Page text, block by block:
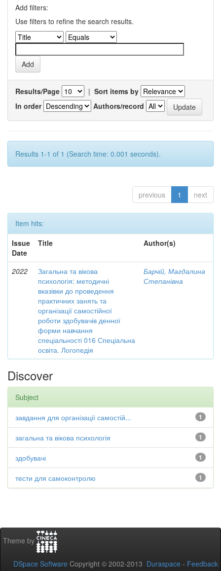
Add filters:
Use filters to refine the search results.
Results/Page | Sort items by
In order
Authors/record
Results 1-1 of 1 (Search time: 0.001 seconds).
previous 1 next
Item hits:
Issue
Date
Title Author(s)
2022
Загальна та вікова
психологія: методичні
вказівки до проведення
практичних занять та
організації самостійної
роботи здобувачів денної
форми навчання
спеціальності 016 Спеціальна
освіта. Логопедія
Барчій, Магдалина
Степанівна
Discover
Subject
1
завдання для організації самостій...
1
загальна та вікова психологія
1
здобувачі
1
тести для самоконтролю
Theme by
DSpace Software Copyright © 2002-2013 Duraspace - Feedback